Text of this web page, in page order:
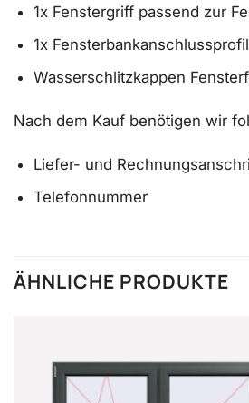
1x Fenstergriff passend zur
1x
Wasserschlitzkappen
Nach dem Kauf benötigen wir
Liefer- und
Telefonnummer
ÄHNLICHE PRODUKTE